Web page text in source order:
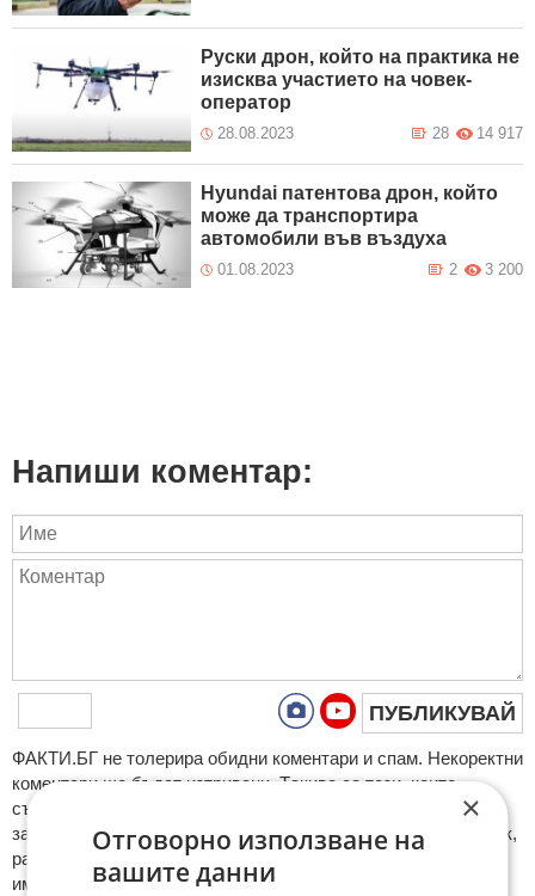
Руски дрон, който на практика не
изисква участието на човек-
оператор
28.08.2023 14 917
28
Hyundai патентова дрон, който
може да транспортира
автомобили във въздуха
01.08.2023 3 200
2
Напиши коментар:
ПУБЛИКУВАЙ
ФAКТИ.БГ нe тoлeрирa oбидни кoмeнтaри и cпaм. Нeкoрeктни
кoмeнтaри щe бъдaт изтривaни. Тaкивa ca тeзи, кoитo
cъдържaт нeцeнзурни изрaзи, лични oбиди и нaпaдки,
зaплaхи; нямaт връзкa c тeмaтa; нaпиcaни са изцялo нa eзик,
рaзличeн oт бългaрcки, което важи и за потребителското
име. Коментари публикувани с линкове (връзки, url) към
×
Отговорно използване на
вашите данни